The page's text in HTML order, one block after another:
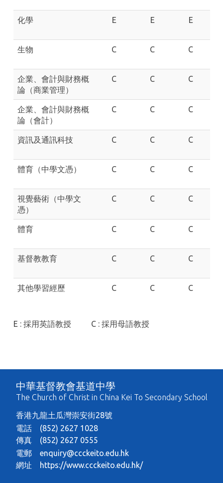
化學 E E E
生物 C C C
企業、會計與財務概
論（商業管理）
C C C
企業、會計與財務概
論（會計）
C C C
資訊及通訊科技 C C C
體育（中學文憑） C C C
視覺藝術（中學文
憑）
C C C
體育 C C C
基督教教育 C C C
其他學習經歷 C C C
E : 採用英語教授 C : 採用母語教授
中華基督教會基道中學
The Church of Christ in China Kei To Secondary School
香港九龍土瓜灣崇安街28號
電話 (852) 2627 1028
傳真 (852) 2627 0555
電郵 enquiry@ccckeito.edu.hk
網址
https://www.ccckeito.edu.hk/